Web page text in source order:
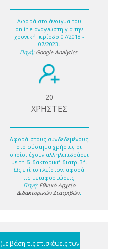
Αφορά στο άνοιγμα του
online αναγνώστη για την
χρονική περίοδο 07/2018 -
07/2023.
Πηγή: Google Analytics.
20
ΧΡΗΣΤΕΣ
Αφορά στους συνδεδεμένους
στο σύστημα χρήστες οι
οποίοι έχουν αλληλεπιδράσει
με τη διδακτορική διατριβή.
Ως επί το πλείστον, αφορά
τις μεταφορτώσεις.
Πηγή: Εθνικό Αρχείο
Διδακτορικών Διατριβών.
(με βάση τις επισκέψεις των